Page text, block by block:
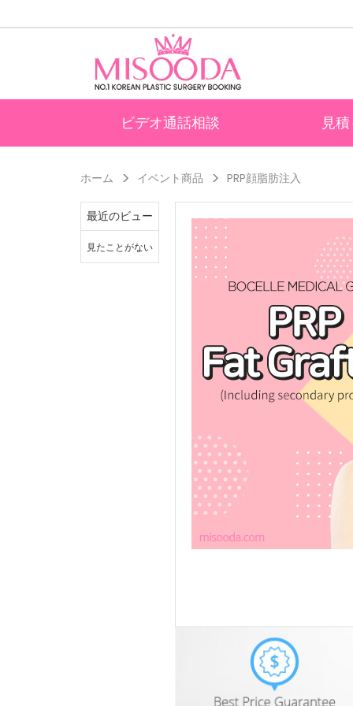
ビデオ通話相談 見
ホーム イベント商品 PRP顔脂肪注入
最近のビュー
見たことがない